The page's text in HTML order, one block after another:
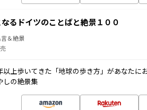
るドイツのことばと絶景１００
＆絶景
以上歩いてきた「地球の歩き方」があなたに
しの絶景集